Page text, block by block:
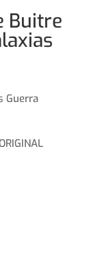
Buitre
Guerra